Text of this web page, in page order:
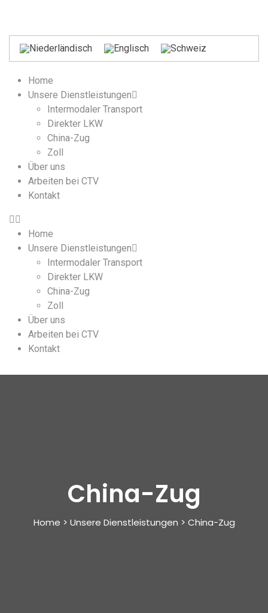
Home
Unsere Dienstleistungen
Intermodaler Transport
Direkter LKW
China-Zug
Zoll
Über uns
Arbeiten bei CTV
Kontakt
Home
Unsere Dienstleistungen
Intermodaler Transport
Direkter LKW
China-Zug
Zoll
Über uns
Arbeiten bei CTV
Kontakt
China-Zug
Home > Unsere Dienstleistungen > China-Zug